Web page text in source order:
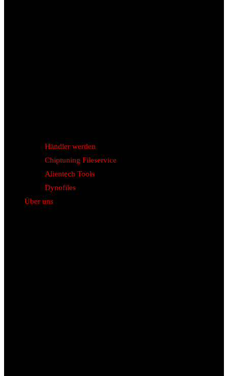
Händler werden
Chiptuning Fileservice
Alientech Tools
Dynofiles
Über uns